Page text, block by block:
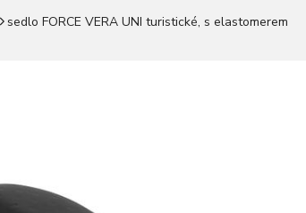
sedlo FORCE VERA UNI turistické, s elastomerem